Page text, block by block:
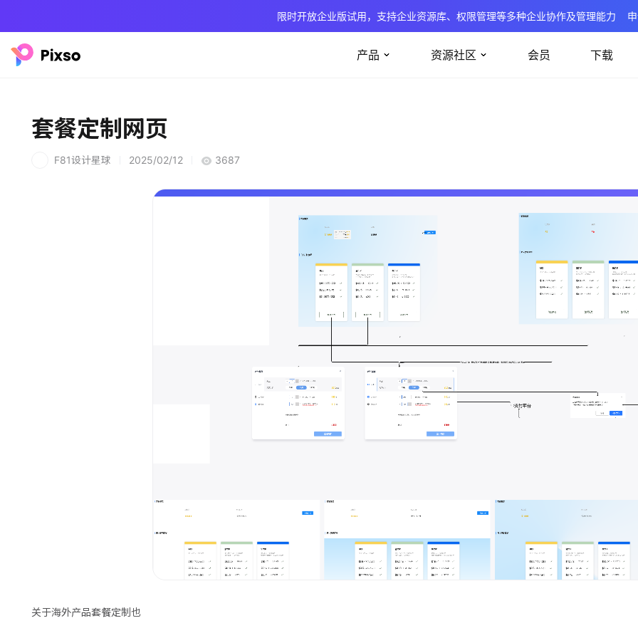
限时开放企业版试用，支持企业资源库、权限管理等多种企业协作及管理能力
产品 资源社区 会员 下载
套餐定制网页
F81设计星球 2025/02/12 3687
关于海外产品套餐定制也